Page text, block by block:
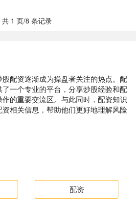
共 1 页/8 条记录
配资逐渐成为操盘者关注的热点。配
一个专业的平台，分享炒股经验和配
的重要交流区。与此同时，配资知识
相关信息，帮助他们更好地理解风险
配资